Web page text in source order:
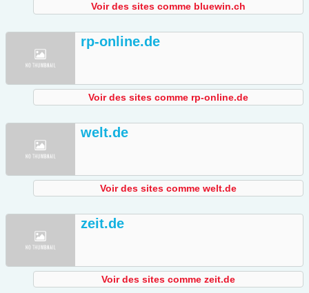
Voir des sites comme bluewin.ch
rp-online.de
Voir des sites comme rp-online.de
welt.de
Voir des sites comme welt.de
zeit.de
Voir des sites comme zeit.de